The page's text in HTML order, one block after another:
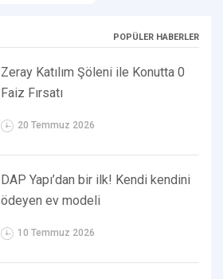
POPÜLER HABERLER
Zeray Katılım Şöleni ile Konutta 0
Faiz Fırsatı
20 Temmuz 2026
DAP Yapı’dan bir ilk! Kendi kendini
ödeyen ev modeli
10 Temmuz 2026